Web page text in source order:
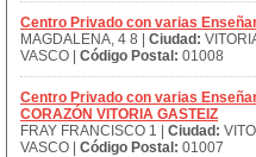
Centro Privado con varias
MAGDALENA, 4 8 | Ciudad:
VASCO | Código Postal: 01008
Centro Privado con varias
CORAZÓN VITORIA GASTEIZ
FRAY FRANCISCO 1 | Ciudad:
VASCO | Código Postal: 01007